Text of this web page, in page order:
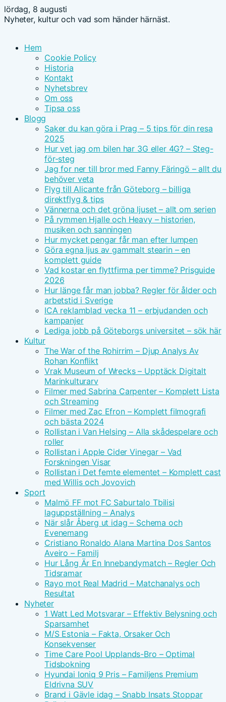
lördag, 8 augusti
Nyheter, kultur och vad som händer härnäst.
Hem
Cookie Policy
Historia
Kontakt
Nyhetsbrev
Om oss
Tipsa oss
Blogg
Saker du kan göra i Prag – 5 tips för din resa
2025
Hur vet jag om bilen har 3G eller 4G? – Steg-
för-steg
Jag for ner till bror med Fanny Färingö – allt du
behöver veta
Flyg till Alicante från Göteborg – billiga
direktflyg & tips
Vännerna och det gröna ljuset – allt om serien
På rymmen Hjalle och Heavy – historien,
musiken och sanningen
Hur mycket pengar får man efter lumpen
Göra egna ljus av gammalt stearin – en
komplett guide
Vad kostar en flyttfirma per timme? Prisguide
2026
Hur länge får man jobba? Regler för ålder och
arbetstid i Sverige
ICA reklamblad vecka 11 – erbjudanden och
kampanjer
Lediga jobb på Göteborgs universitet – sök här
Kultur
The War of the Rohirrim – Djup Analys Av
Rohan Konflikt
Vrak Museum of Wrecks – Upptäck Digitalt
Marinkulturarv
Filmer med Sabrina Carpenter – Komplett Lista
och Streaming
Filmer med Zac Efron – Komplett filmografi
och bästa 2024
Rollistan i Van Helsing – Alla skådespelare och
roller
Rollistan i Apple Cider Vinegar – Vad
Forskningen Visar
Rollistan i Det femte elementet – Komplett cast
med Willis och Jovovich
Sport
Malmö FF mot FC Saburtalo Tbilisi
laguppställning – Analys
När slår Åberg ut idag – Schema och
Evenemang
Cristiano Ronaldo Alana Martina Dos Santos
Aveiro – Familj
Hur Lång Är En Innebandymatch – Regler Och
Tidsramar
Rayo mot Real Madrid – Matchanalys och
Resultat
Nyheter
1 Watt Led Motsvarar – Effektiv Belysning och
Sparsamhet
M/S Estonia – Fakta, Orsaker Och
Konsekvenser
Time Care Pool Upplands-Bro – Optimal
Tidsbokning
Hyundai Ioniq 9 Pris – Familjens Premium
Eldrivna SUV
Brand i Gävle idag – Snabb Insats Stoppar